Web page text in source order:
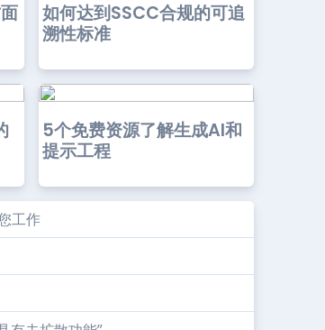
如何达到SSCC合规的可追
溯性标准
5个免费资源了解生成AI和
提示工程
工作